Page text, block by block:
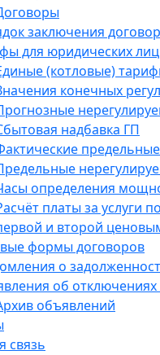
заключения
для юридических лиц
(котловые)
конечных
надбавка ГП
определения
платы за услуги
и второй
формы договоров
о
об отключениях
объявлений
связь